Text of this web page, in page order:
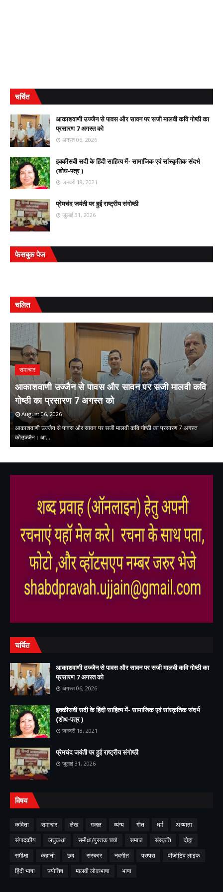
चर्चित
आकाशवाणी उज्जैन से पावस और सावन पर सजी मालवी कवि गोष्ठी का
प्रसारण 7 अगस्त को
अगस्त 06, 2026
इक्कीसवी सदी के हिंदी साहित्य में- सामाजिक एवं सांस्कृतिक संदर्भ
(शोध-पत्र )
जनवरी 18, 2021
प्रेमचंद जयंती पर हुई राष्ट्रीय संगोष्ठी
जुलाई 31, 2026
फेसबुक पेज
चलित
समाचार
आकाशवाणी उज्जैन से पावस और सावन पर सजी मालवी कवि
गोष्ठी का प्रसारण 7 अगस्त को
August 06, 2026
आकाशवाणी उज्जैन से पावस और सावन पर सजी मालवी कवि गोष्ठी का प्रसारण 7 अगस्त
कोउज्जैन। आ…
चर्चित
आकाशवाणी उज्जैन से पावस और सावन पर सजी मालवी कवि गोष्ठी का
प्रसारण 7 अगस्त को
अगस्त 06, 2026
इक्कीसवी सदी के हिंदी साहित्य में- सामाजिक एवं सांस्कृतिक संदर्भ
(शोध-पत्र )
जनवरी 18, 2021
प्रेमचंद जयंती पर हुई राष्ट्रीय संगोष्ठी
जुलाई 31, 2026
विषय
कविता समाचार लेख ग़ज़ल व्यंग्य गीत धर्म
अध्यात्म
संपादकीय
लघुकथा समीक्षा/पुस्तक चर्चा समाज संस्कृति
दोहा
समीक्षा
कहानी छंद संस्कार नवगीत परम्परा
पॉजीटिव लाइफ
हिंदी भाषा
ज्योतिष मालवी लोकभाषा भाषा